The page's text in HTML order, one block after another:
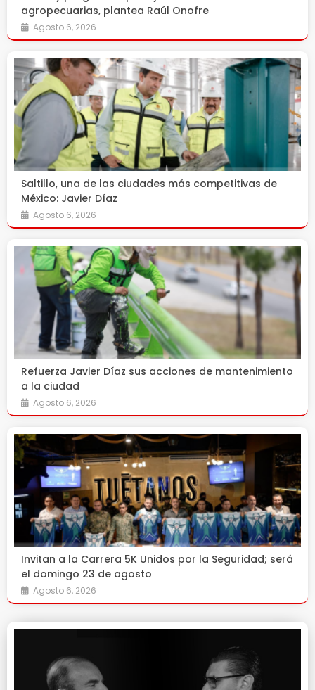
agropecuarias, plantea Raúl Onofre
Agosto 6, 2026
Saltillo, una de las ciudades más competitivas de
México: Javier Díaz
Agosto 6, 2026
Refuerza Javier Díaz sus acciones de mantenimiento
a la ciudad
Agosto 6, 2026
Invitan a la Carrera 5K Unidos por la Seguridad; será
el domingo 23 de agosto
Agosto 6, 2026